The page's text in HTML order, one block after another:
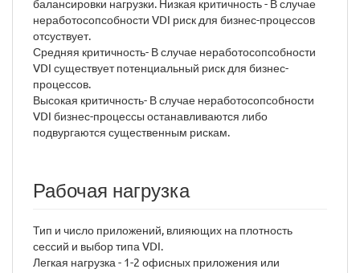
балансировки нагрузки. Низкая критичность - В случае
неработосопсобности VDI риск для бизнес-процессов
отсуствует.
Средняя критичность- В случае неработосопсобности
VDI существует потенциальный риск для бизнес-
процессов.
Высокая критичность- В случае неработосопсобности
VDI бизнес-процессы останавливаются либо
подвургаются существенным рискам.
Рабочая нагрузка
Тип и число приложений, влияющих на плотность
сессий и выбор типа VDI.
Легкая нагрузка - 1-2 офисных приложения или